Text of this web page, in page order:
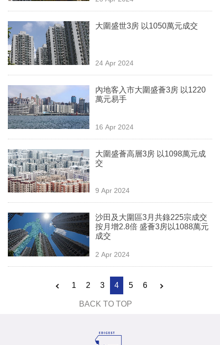
區
大圍盛世3房 以1050萬元成交
24 Apr 2024
內地客入市大圍盛薈3房 以1220
萬元易手
16 Apr 2024
大圍盛薈高層3房 以1098萬元成
交
9 Apr 2024
沙田及大圍區3月共錄225宗成交
按月增2.8倍 盛薈3房以1088萬元
成交
2 Apr 2024
1 2 3 4 5 6
BACK TO TOP